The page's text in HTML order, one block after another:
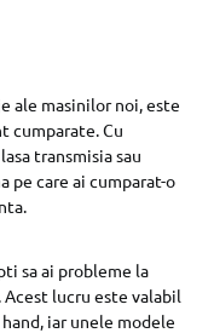
ale masinilor noi, este
cumparate. Cu
transmisia sau
pe care ai cumparat-o
sa ai probleme la
Acest lucru este valabil
iar unele modele